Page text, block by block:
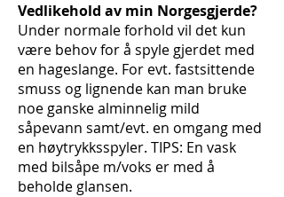
Vedlikehold av min Norgesgjerde?
Under normale forhold vil det kun
være behov for å spyle gjerdet med
en hageslange. For evt. fastsittende
smuss og lignende kan man bruke
noe ganske alminnelig mild
såpevann samt/evt. en omgang med
en høytrykksspyler. TIPS: En vask
med bilsåpe m/voks er med å
beholde glansen.